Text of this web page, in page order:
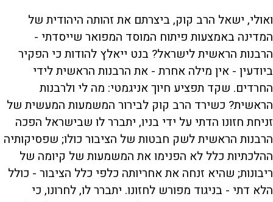
ואולי, ישאל הרב קוק, ביצרתם את זהותה היהודית של
המדינה באמצעות פיתוח המוסד המפואר שייסדתי -
הרבנות הראשית לישראל? בנט ייאלץ להודות כי הפקיר
ביודעין - אין מילה אחרת - את הרבנות הראשית לידי
החרדים. שקד תפציע חיוך אניגמטי: מה לי ולרבנות
הראשית? כשירד הרב קוק לבירור המשמעות המעשית של
זניחת חזונו הדתי על ידי בניו, יתברר לו שבישראל הפכה
הרבנות הראשית לשק חבטות של הציבור כולו; שפסיקותיה
ההלכתיות כלל לא הפנימו את המשמעות של קיומה של
ריבונות; שהיא זנחה את אחריותה כלפי כלל הציבור - כולל
הלא דתי - בניגוד מפורש לחזונו. יתברר לו, לחרונו, כי